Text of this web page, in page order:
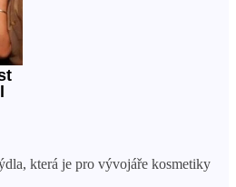
která je pro vývojáře kosmetiky